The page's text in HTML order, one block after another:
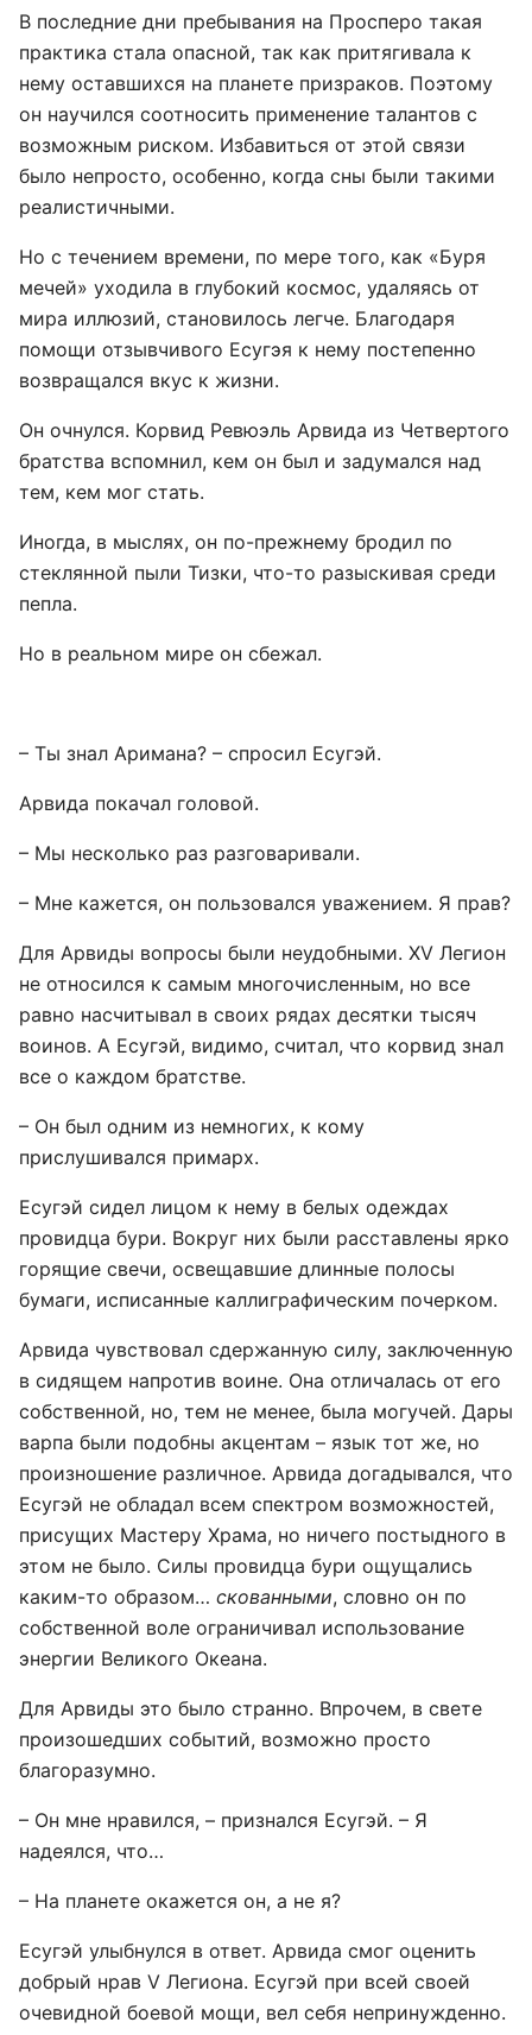
В последние дни пребывания на Просперо такая
практика стала опасной, так как притягивала к
нему оставшихся на планете призраков. Поэтому
он научился соотносить применение талантов с
возможным риском. Избавиться от этой связи
было непросто, особенно, когда сны были такими
реалистичными.
Но с течением времени, по мере того, как «Буря
мечей» уходила в глубокий космос, удаляясь от
мира иллюзий, становилось легче. Благодаря
помощи отзывчивого Есугэя к нему постепенно
возвращался вкус к жизни.
Он очнулся. Корвид Ревюэль Арвида из Четвертого
братства вспомнил, кем он был и задумался над
тем, кем мог стать.
Иногда, в мыслях, он по-прежнему бродил по
стеклянной пыли Тизки, что-то разыскивая среди
пепла.
Но в реальном мире он сбежал.
– Ты знал Аримана? – спросил Есугэй.
Арвида покачал головой.
– Мы несколько раз разговаривали.
– Мне кажется, он пользовался уважением. Я прав?
Для Арвиды вопросы были неудобными. XV Легион
не относился к самым многочисленным, но все
равно насчитывал в своих рядах десятки тысяч
воинов. А Есугэй, видимо, считал, что корвид знал
все о каждом братстве.
– Он был одним из немногих, к кому
прислушивался примарх.
Есугэй сидел лицом к нему в белых одеждах
провидца бури. Вокруг них были расставлены ярко
горящие свечи, освещавшие длинные полосы
бумаги, исписанные каллиграфическим почерком.
Арвида чувствовал сдержанную силу, заключенную
в сидящем напротив воине. Она отличалась от его
собственной, но, тем не менее, была могучей. Дары
варпа были подобны акцентам – язык тот же, но
произношение различное. Арвида догадывался, что
Есугэй не обладал всем спектром возможностей,
присущих Мастеру Храма, но ничего постыдного в
этом не было. Силы провидца бури ощущались
каким-то образом… скованными, словно он по
собственной воле ограничивал использование
энергии Великого Океана.
Для Арвиды это было странно. Впрочем, в свете
произошедших событий, возможно просто
благоразумно.
– Он мне нравился, – признался Есугэй. – Я
надеялся, что…
– На планете окажется он, а не я?
Есугэй улыбнулся в ответ. Арвида смог оценить
добрый нрав V Легиона. Есугэй при всей своей
очевидной боевой мощи, вел себя непринужденно.